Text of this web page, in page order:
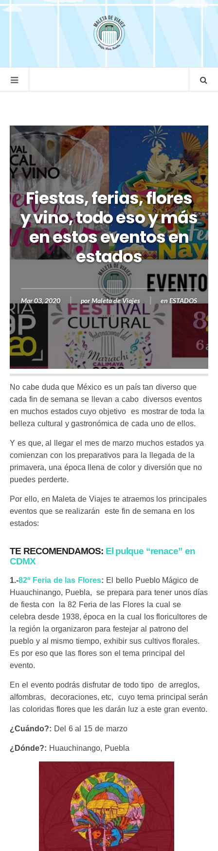
Fiestas, ferias, flores
y vino, todo eso y más
en estos eventos en
estados
Mar 03, 2020 porMaleta de Viajes en ESTADOS
No cabe duda que México es un país tan diverso que
cada fin de semana se llevan a cabo diversos eventos
en muchos estados cuyo objetivo es mostrar de toda la
belleza cultural y gastronómica de cada uno de ellos.
Y es que, al llegar el mes de marzo muchos estados ya
comienzan con los preparativos para la llegada de la
primavera, una época llena de color y diversión que no
puedes perderte.
Por ello, en Maleta de Viajes te atraemos los principales
eventos que se realizarán este fin de semana en los
estados:
TE RECOMENDAMOS: El pulque “renace” en
CDMX
1.-82ª Feria de las Flores: El bello Pueblo Mágico de
Huauchinango, Puebla, se prepara para tener unos días
de fiesta con la 82 Feria de las Flores la cual se
celebra desde 1938, época en la cual los floricultores de
la región la organizaron para festejar al patrono del
pueblo y al mismo tiempo, exhibir sus cultivos florales.
Es por eso que las flores son el tema principal del
evento.
En el evento podrás disfrutar de todo tipo de arreglos,
alfombras, decoraciones, etc, cuyo tema principal serán
las coloridas flores que les darán luz a este gran evento.
¿Cuándo?: Del 6 al 15 de marzo
¿Dónde?: Huauchinango, Puebla